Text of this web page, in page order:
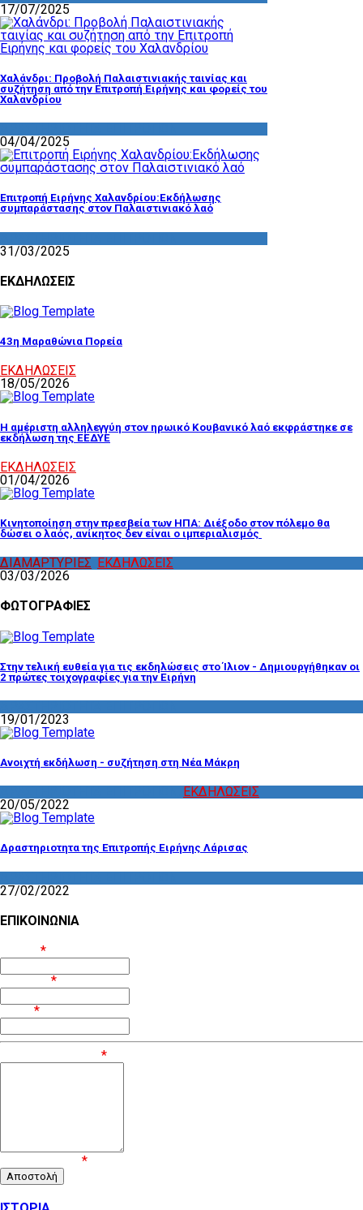
17/07/2025
Χαλάνδρι: Προβολή Παλαιστινιακής ταινίας και
συζήτηση από την Επιτροπή Ειρήνης και φορείς του
Χαλανδρίου
04/04/2025
Επιτροπή Ειρήνης Χαλανδρίου:Εκδήλωσης
συμπαράστασης στον Παλαιστινιακό λαό
31/03/2025
ΕΚΔΗΛΩΣΕΙΣ
43η Μαραθώνια Πορεία
ΕΚΔΗΛΩΣΕΙΣ
18/05/2026
Η αμέριστη αλληλεγγύη στον ηρωικό Κουβανικό λαό εκφράστηκε σε
εκδήλωση της ΕΕΔΥΕ
ΕΚΔΗΛΩΣΕΙΣ
01/04/2026
Κινητοποίηση στην πρεσβεία των ΗΠΑ: Διέξοδο στον πόλεμο θα
δώσει ο λαός, ανίκητος δεν είναι ο ιμπεριαλισμός
ΔΙΑΜΑΡΤΥΡΙΕΣ ΕΚΔΗΛΩΣΕΙΣ
03/03/2026
ΦΩΤΟΓΡΑΦΙΕΣ
Στην τελική ευθεία για τις εκδηλώσεις στο Ίλιον - Δημιουργήθηκαν οι
2 πρώτες τοιχογραφίες για την Ειρήνη
19/01/2023
Ανοιχτή εκδήλωση - συζήτηση στη Νέα Μάκρη
ΕΚΔΗΛΩΣΕΙΣ
20/05/2022
Δραστηριοτητα της Επιτροπής Ειρήνης Λάρισας
27/02/2022
ΕΠΙΚΟΙΝΩΝΙΑ
*
*
*
*
*